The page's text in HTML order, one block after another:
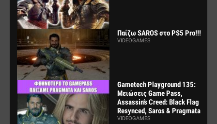
Παίζω SAROS στο PS5 Pro!!!
VIDEOGAMES
Gametech Playground 135:
Μειώσεις Game Pass,
Assassin’s Creed: Black Flag
Resynced, Saros & Pragmata
VIDEOGAMES